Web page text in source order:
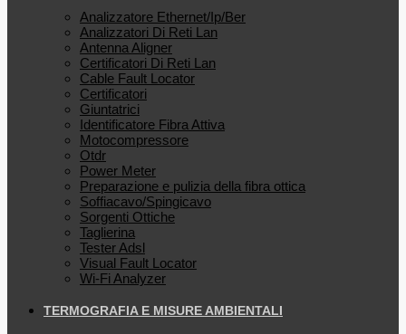
Analizzatore Ethernet/Ip/Ber
Analizzatori Di Reti Lan
Antenna Aligner
Certificatori Di Reti Lan
Cable Fault Locator
Certificatori
Giuntatrici
Identificatore Fibra Attiva
Motocompressore
Otdr
Power Meter
Preparazione e pulizia della fibra ottica
Soffiacavo/Spingicavo
Sorgenti Ottiche
Taglierina
Tester Adsl
Visual Fault Locator
Wi-Fi Analyzer
TERMOGRAFIA E MISURE AMBIENTALI